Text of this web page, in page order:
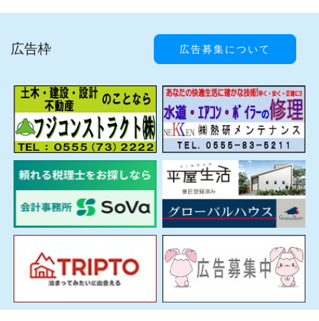
広告枠 広告募集について